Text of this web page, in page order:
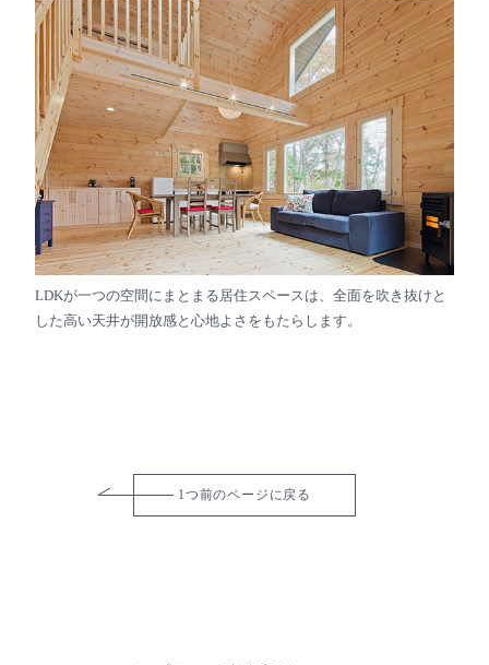
LDKが一つの空間にまとまる居住スペースは、全面を吹き抜けと
した高い天井が開放感と心地よさをもたらします。
1つ前のページに戻る